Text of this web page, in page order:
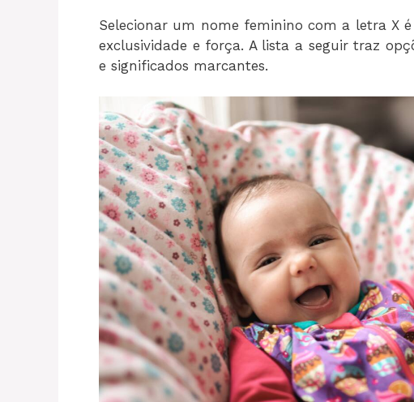
Selecionar um nome feminino com a letra X
exclusividade e força. A lista a seguir traz
e significados marcantes.